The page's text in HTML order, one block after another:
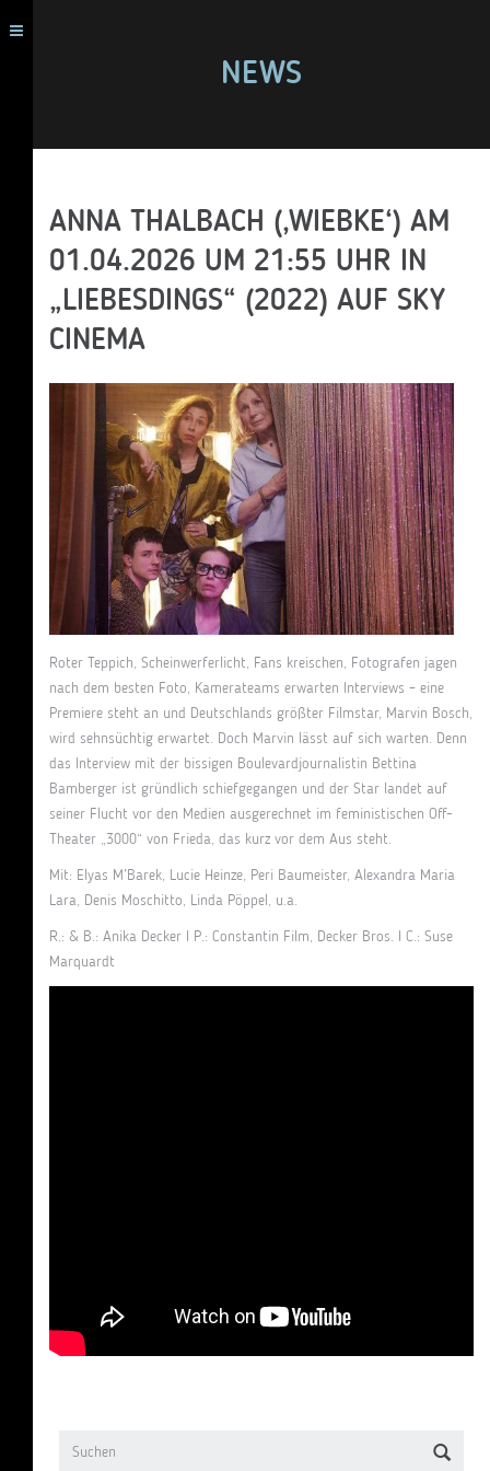
NEWS
ANNA THALBACH (‚WIEBKE‘) AM
01.04.2026 UM 21:55 UHR IN
„LIEBESDINGS“ (2022) AUF SKY
CINEMA
Roter Teppich, Scheinwerferlicht, Fans kreischen, Fotografen jagen
nach dem besten Foto, Kamerateams erwarten Interviews – eine
Premiere steht an und Deutschlands größter Filmstar, Marvin Bosch,
wird sehnsüchtig erwartet. Doch Marvin lässt auf sich warten. Denn
das Interview mit der bissigen Boulevardjournalistin Bettina
Bamberger ist gründlich schiefgegangen und der Star landet auf
seiner Flucht vor den Medien ausgerechnet im feministischen Off-
Theater „3000“ von Frieda, das kurz vor dem Aus steht.
Mit: Elyas M’Barek, Lucie Heinze, Peri Baumeister, Alexandra Maria
Lara, Denis Moschitto, Linda Pöppel, u.a.
R.: & B.: Anika Decker I P.: Constantin Film, Decker Bros. I C.: Suse
Marquardt